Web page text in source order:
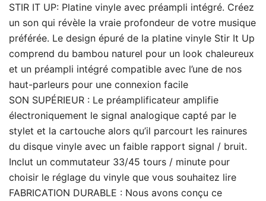
STIR IT UP: Platine vinyle avec préampli intégré. Créez
un son qui révèle la vraie profondeur de votre musique
préférée. Le design épuré de la platine vinyle Stir It Up
comprend du bambou naturel pour un look chaleureux
et un préampli intégré compatible avec l’une de nos
haut-parleurs pour une connexion facile
SON SUPÉRIEUR : Le préamplificateur amplifie
électroniquement le signal analogique capté par le
stylet et la cartouche alors qu’il parcourt les rainures
du disque vinyle avec un faible rapport signal / bruit.
Inclut un commutateur 33/45 tours / minute pour
choisir le réglage du vinyle que vous souhaitez lire
FABRICATION DURABLE : Nous avons conçu ce